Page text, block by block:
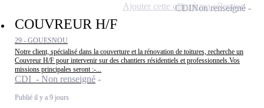
COUVREUR H/F
29 - GOUESNOU
Notre client, spécialisé dans la couverture et la rénovation de toitures, recherche un
Couvreur H/F pour intervenir sur des chantiers résidentiels et professionnels.Vos
missions principales seront :-...
CDI - Non renseigné
Publié il y a 9 jours
CDINon renseigné
Ajouter cette offre à ma sélection